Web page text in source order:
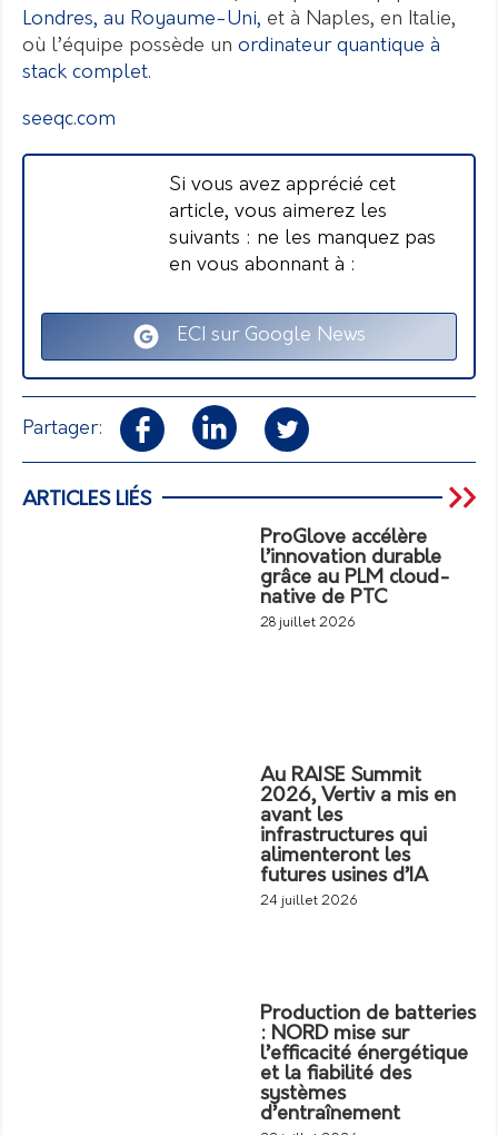
Londres, au Royaume-Uni, et à Naples, en Italie,
où l’équipe possède un ordinateur quantique à
stack complet.
seeqc.com
Si vous avez apprécié cet
article, vous aimerez les
suivants : ne les manquez pas
en vous abonnant à :
ECI sur Google News
Partager:
ARTICLES LIÉS
ProGlove accélère
l’innovation durable
grâce au PLM cloud-
native de PTC
28 juillet 2026
Au RAISE Summit
2026, Vertiv a mis en
avant les
infrastructures qui
alimenteront les
futures usines d’IA
24 juillet 2026
Production de batteries
: NORD mise sur
l’efficacité énergétique
et la fiabilité des
systèmes
d’entraînement